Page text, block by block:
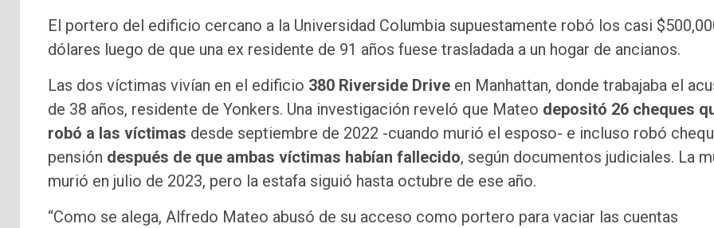
El portero del edificio cercano a la Universidad Columbia supuestamente robó los casi
dólares luego de que una ex residente de 91 años fuese trasladada a un hogar de ancianos.
Las dos víctimas vivían en el edificio 380 Riverside Drive en Manhattan, donde trabajaba el
de 38 años, residente de Yonkers. Una investigación reveló que Mateo depositó 26 cheques
robó a las víctimas desde septiembre de 2022 -cuando murió el esposo- e incluso robó
pensión después de que ambas víctimas habían fallecido, según documentos judiciales. La
murió en julio de 2023, pero la estafa siguió hasta octubre de ese año.
“Como se alega, Alfredo Mateo abusó de su acceso como portero para vaciar las cuentas